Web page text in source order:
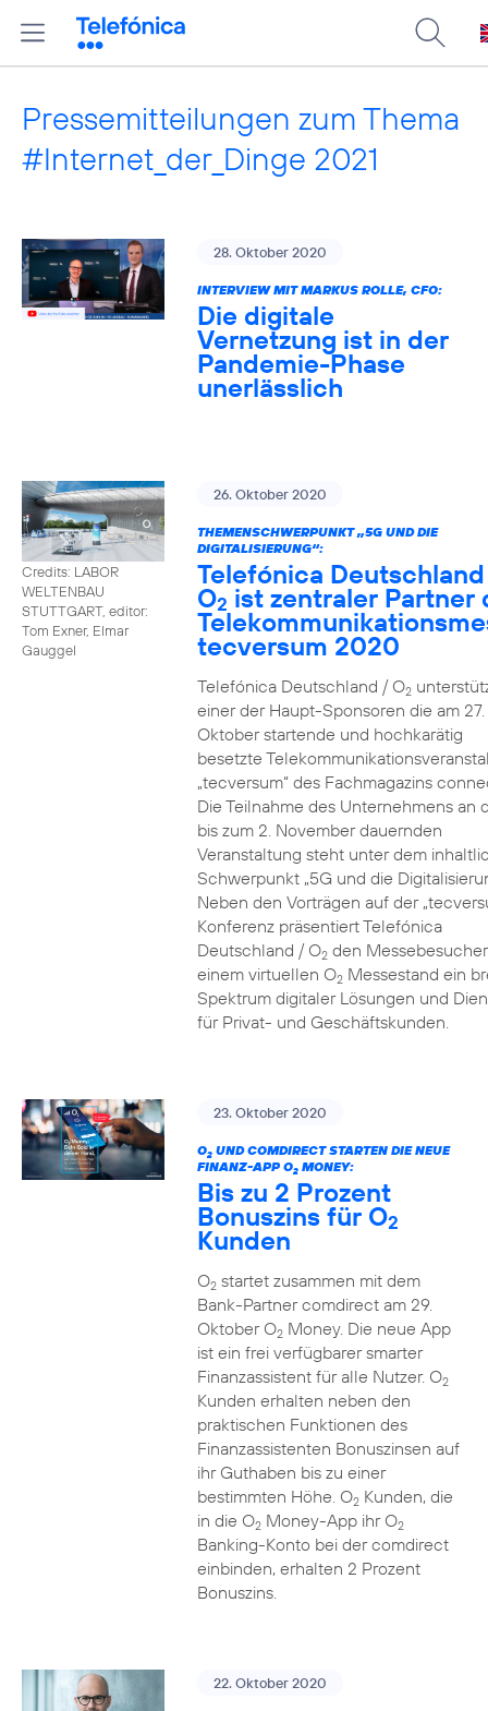
Pressemitteilungen zum Thema
#Internet_der_Dinge 2021
28. Oktober 2020
INTERVIEW MIT MARKUS ROLLE, CFO:
Die digitale
Vernetzung ist in der
Pandemie-Phase
unerlässlich
Credits: LABOR
WELTENBAU
STUTTGART, editor:
Tom Exner, Elmar
Gauggel
26. Oktober 2020
THEMENSCHWERPUNKT „5G UND DIE
DIGITALISIERUNG“:
Telefónica
O2 ist zentraler Partner
tecversum 2020
Telefónica Deutschland / O2
einer der Haupt-Sponsoren die am 27.
Oktober startende und hochkarätig
besetzte
„tecversum“ des Fachmagazins
Die Teilnahme des Unternehmens an
bis zum 2. November dauernden
Veranstaltung steht unter dem
Schwerpunkt „5G und die
Neben den Vorträgen auf der
Konferenz präsentiert Telefónica
Deutschland / O2den
einem virtuellen O2Messestand ein
Spektrum digitaler Lösungen und
für Privat- und Geschäftskunden.
23. Oktober 2020
O2UND COMDIRECT STARTEN DIE NEUE
FINANZ-APP O2MONEY:
Bis zu 2 Prozent
Bonuszins für O2
Kunden
O2startet zusammen mit dem
Bank-Partner comdirect am 29.
Oktober O2Money. Die neue App
ist ein frei verfügbarer smarter
Finanzassistent für alle Nutzer. O2
Kunden erhalten neben den
praktischen Funktionen des
Finanzassistenten Bonuszinsen auf
ihr Guthaben bis zu einer
bestimmten Höhe. O2Kunden, die
in die O2Money-App ihr O2
Banking-Konto bei der comdirect
einbinden, erhalten 2 Prozent
Bonuszins.
22. Oktober 2020